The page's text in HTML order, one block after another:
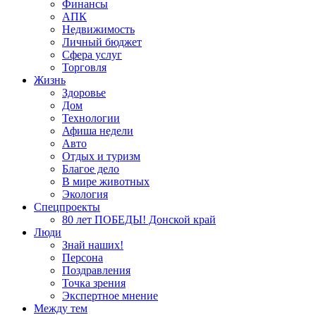
Финансы
АПК
Недвижимость
Личный бюджет
Сфера услуг
Торговля
Жизнь
Здоровье
Дом
Технологии
Афиша недели
Авто
Отдых и туризм
Благое дело
В мире животных
Экология
Спецпроекты
80 лет ПОБЕДЫ! Донской край
Люди
Знай наших!
Персона
Поздравления
Точка зрения
Экспертное мнение
Между тем